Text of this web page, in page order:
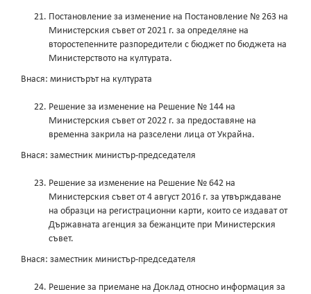
Постановление за изменение на Постановление № 263 на
Министерския съвет от 2021 г. за определяне на
второстепенните разпоредители с бюджет по бюджета на
Министерството на културата.
Внася: министърът на културата
Решение за изменение на Решение № 144 на
Министерския съвет от 2022 г. за предоставяне на
временна закрила на разселени лица от Украйна.
Внася: заместник министър-председателя
Решение за изменение на Решение № 642 на
Министерския съвет от 4 август 2016 г. за утвърждаване
на образци на регистрационни карти, които се издават от
Държавната агенция за бежанците при Министерския
съвет.
Внася: заместник министър-председателя
Решение за приемане на Доклад относно информация за